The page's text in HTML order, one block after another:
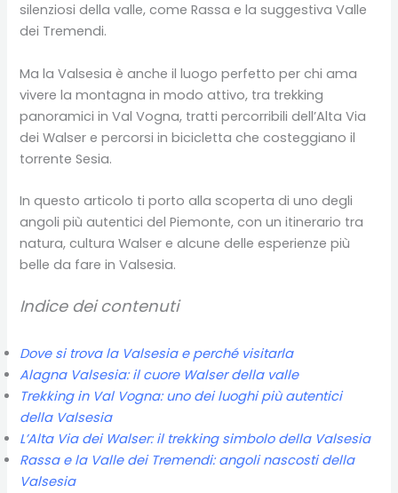
silenziosi della valle, come Rassa e la suggestiva Valle
dei Tremendi.
Ma la Valsesia è anche il luogo perfetto per chi ama
vivere la montagna in modo attivo, tra trekking
panoramici in Val Vogna, tratti percorribili dell’Alta Via
dei Walser e percorsi in bicicletta che costeggiano il
torrente Sesia.
In questo articolo ti porto alla scoperta di uno degli
angoli più autentici del Piemonte, con un itinerario tra
natura, cultura Walser e alcune delle esperienze più
belle da fare in Valsesia.
Indice dei contenuti
Dove si trova la Valsesia e perché visitarla
Alagna Valsesia: il cuore Walser della valle
Trekking in Val Vogna: uno dei luoghi più autentici
della Valsesia
L’Alta Via dei Walser: il trekking simbolo della Valsesia
Rassa e la Valle dei Tremendi: angoli nascosti della
Valsesia